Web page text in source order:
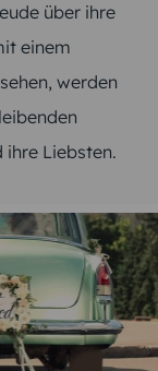
über ihre
einem
werden
ihre Liebsten.